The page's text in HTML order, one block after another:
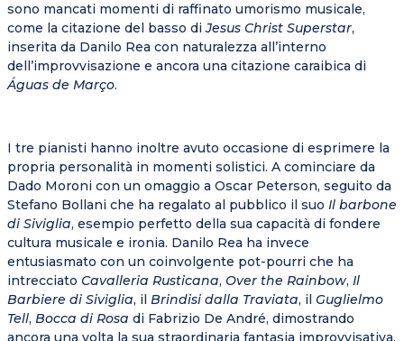
sono mancati momenti di raffinato umorismo musicale,
come la citazione del basso diJesus Christ Superstar,
inserita da Danilo Rea con naturalezza all’interno
dell’improvvisazione e ancora una citazione caraibica di
Águas de Março.
I tre pianisti hanno inoltre avuto occasione di esprimere la
propria personalità in momenti solistici. A cominciare da
Dado Moroni con un omaggio a Oscar Peterson, seguito da
Stefano Bollani che ha regalato al pubblico il suo Il barbone
di Siviglia, esempio perfetto della sua capacità di fondere
cultura musicale e ironia. Danilo Rea ha invece
entusiasmato con un coinvolgente pot-pourri che ha
intrecciato Cavalleria Rusticana, Over the Rainbow, Il
Barbiere di Siviglia, il Brindisi dalla Traviata, il Guglielmo
Tell, Bocca di Rosa di Fabrizio De André, dimostrando
ancora una volta la sua straordinaria fantasia improvvisativa.